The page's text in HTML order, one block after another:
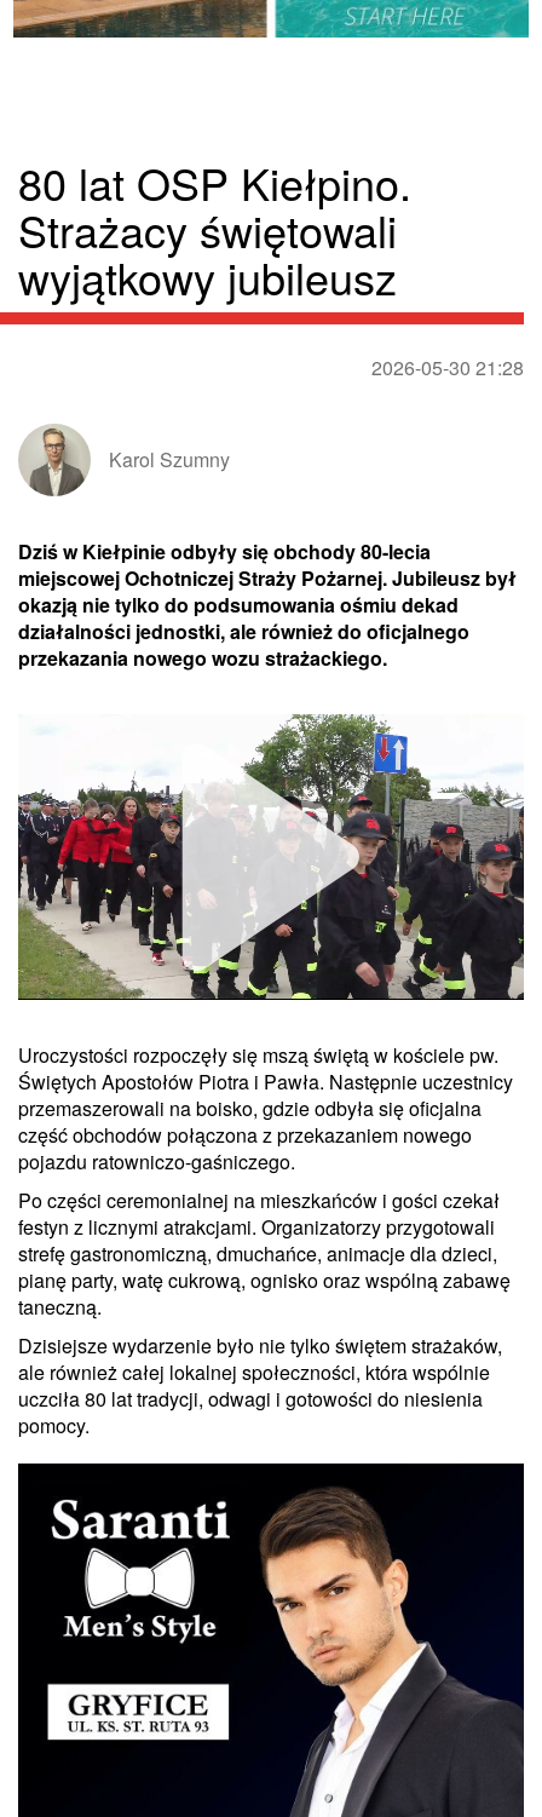
80 lat OSP Kiełpino.
Strażacy świętowali
wyjątkowy jubileusz
2026-05-30 21:28
Karol Szumny
Dziś w Kiełpinie odbyły się obchody 80-lecia
miejscowej Ochotniczej Straży Pożarnej. Jubileusz był
okazją nie tylko do podsumowania ośmiu dekad
działalności jednostki, ale również do oficjalnego
przekazania nowego wozu strażackiego.
Unmute
Uroczystości rozpoczęły się mszą świętą w kościele pw.
Świętych Apostołów Piotra i Pawła. Następnie uczestnicy
przemaszerowali na boisko, gdzie odbyła się oficjalna
część obchodów połączona z przekazaniem nowego
pojazdu ratowniczo-gaśniczego.
Po części ceremonialnej na mieszkańców i gości czekał
festyn z licznymi atrakcjami. Organizatorzy przygotowali
strefę gastronomiczną, dmuchańce, animacje dla dzieci,
pianę party, watę cukrową, ognisko oraz wspólną zabawę
taneczną.
Dzisiejsze wydarzenie było nie tylko świętem strażaków,
ale również całej lokalnej społeczności, która wspólnie
uczciła 80 lat tradycji, odwagi i gotowości do niesienia
pomocy.